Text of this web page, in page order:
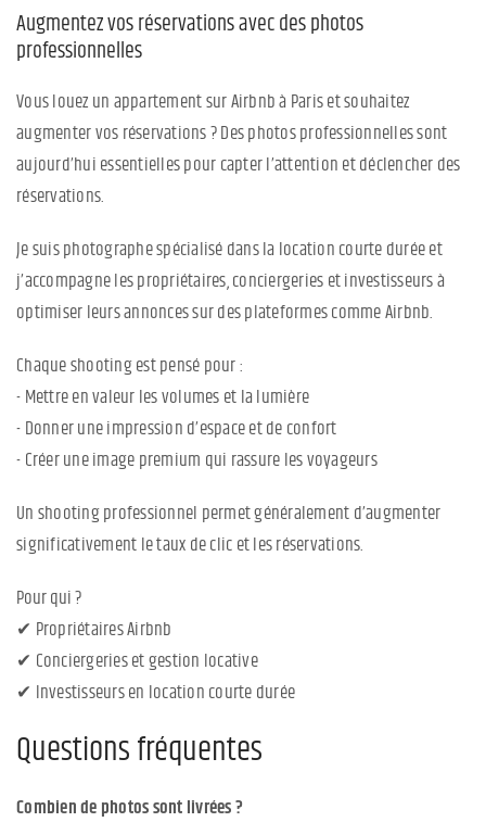
Augmentez vos réservations avec des photos
professionnelles
Vous louez un appartement sur Airbnb à Paris et souhaitez
augmenter vos réservations ? Des photos professionnelles sont
aujourd’hui essentielles pour capter l’attention et déclencher des
réservations.
Je suis photographe spécialisé dans la location courte durée et
j’accompagne les propriétaires, conciergeries et investisseurs à
optimiser leurs annonces sur des plateformes comme Airbnb.
Chaque shooting est pensé pour :
- Mettre en valeur les volumes et la lumière
- Donner une impression d’espace et de confort
- Créer une image premium qui rassure les voyageurs
Un shooting professionnel permet généralement d’augmenter
significativement le taux de clic et les réservations.
Pour qui ?
✔ Propriétaires Airbnb
✔ Conciergeries et gestion locative
✔ Investisseurs en location courte durée
Questions fréquentes
Combien de photos sont livrées ?